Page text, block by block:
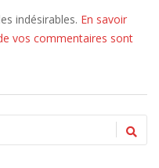
indésirables. En savoir
vos commentaires sont